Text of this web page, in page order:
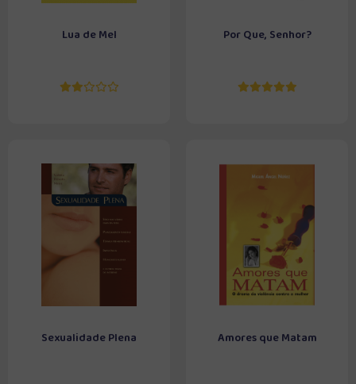
Lua de Mel Por Que, Senhor?
Sexualidade Plena Amores que Matam